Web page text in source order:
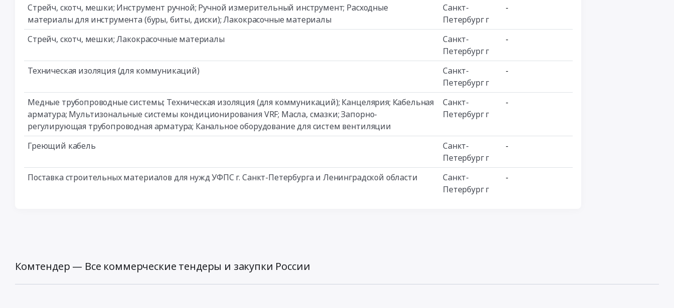
Стрейч, скотч, мешки; Инструмент ручной; Ручной измерительный инструмент; Расходные
материалы для инструмента (буры, биты, диски); Лакокрасочные материалы
Санкт-
Петербург г
-
Стрейч, скотч, мешки; Лакокрасочные материалы
Санкт-
Петербург г
-
Техническая изоляция (для коммуникаций)
Санкт-
Петербург г
-
Медные трубопроводные системы; Техническая изоляция (для коммуникаций); Канцелярия; Кабельная
арматура; Мультизональные системы кондиционирования VRF; Масла, смазки; Запорно-
регулирующая трубопроводная арматура; Канальное оборудование для систем вентиляции
Санкт-
Петербург г
-
Греющий кабель
Санкт-
Петербург г
-
Поставка строительных материалов для нужд УФПС г. Санкт-Петербурга и Ленинградской области
Санкт-
Петербург г
-
Комтендер — Все коммерческие тендеры и закупки России